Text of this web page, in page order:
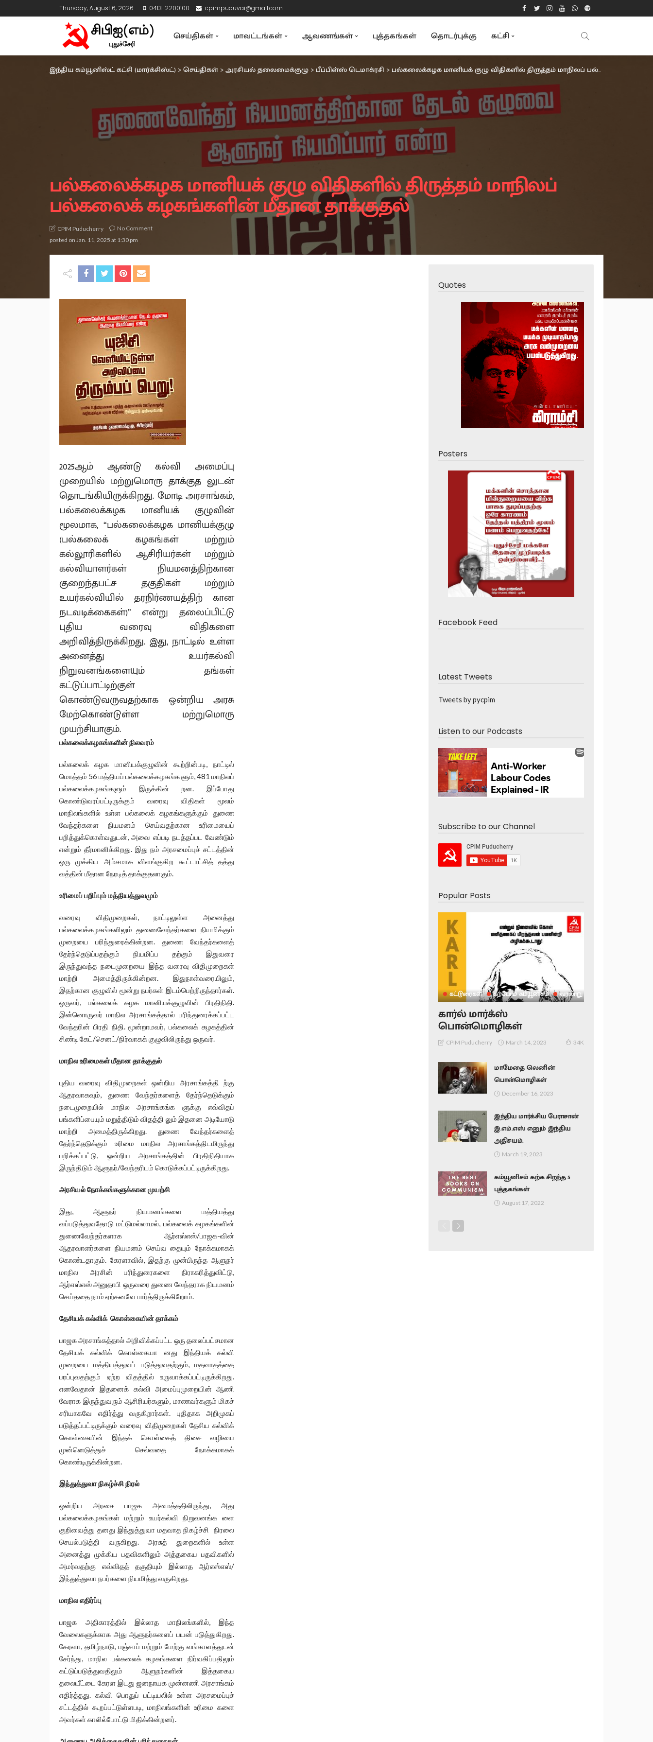
Thursday, August 6, 2026 0413-2200100 cpimpuduvai@gmail.com
செய்திகள் மாவட்டங்கள் ஆவணங்கள் புத்தகங்கள் தொடர்புக்கு கட்சி
இந்திய கம்யூனிஸ்ட் கட்சி (மார்க்சிஸ்ட்) >செய்திகள் >அரசியல் தலைமைக்குழு > பீப்பிள்ஸ் டெமாக்ரசி > பல்கலைக்கழக மானியக் குழு விதிகளில் திருத்தம் மாநிலப் பல்கலைக் கழகங்களின் மீதான தாக்குதல்
பல்கலைக்கழக மானியக் குழு விதிகளில் திருத்தம் மாநிலப்
பல்கலைக் கழகங்களின் மீதான தாக்குதல்
CPIM Puducherry
No Comment
posted on Jan. 11, 2025 at 1:30 pm
2025ஆம் ஆண்டு கல்வி அமைப்பு
முறையில் மற்றுமொரு தாக்குத லுடன்
தொடங்கியிருக்கிறது. மோடி அரசாங்கம்,
பல்கலைக்கழக மானியக் குழுவின்
மூலமாக, “பல்கலைக்கழக மானியக்குழு
(பல்கலைக் கழகங்கள் மற்றும்
கல்லூரிகளில் ஆசிரியர்கள் மற்றும்
கல்வியாளர்கள் நியமனத்திற்கான
குறைந்தபட்ச தகுதிகள் மற்றும்
உயர்கல்வியில் தரநிர்ணயத்திற் கான
நடவடிக்கைகள்)” என்று தலைப்பிட்டு
புதிய வரைவு விதிகளை
அறிவித்திருக்கிறது. இது, நாட்டில் உள்ள
அனைத்து உயர்கல்வி
நிறுவனங்களையும் தங்கள்
கட்டுப்பாட்டிற்குள்
கொண்டுவருவதற்காக ஒன்றிய அரசு
மேற்கொண்டுள்ள மற்றுமொரு
முயற்சியாகும்.
பல்கலைக்கழகங்களின் நிலவரம்
பல்கலைக் கழக மானியக்குழுவின் கூற்றின்படி, நாட்டில்
மொத்தம் 56 மத்தியப் பல்கலைக்கழகங்க ளும், 481 மாநிலப்
பல்கலைக்கழகங்களும் இருக்கின் றன. இப்போது
கொண்டுவரப்பட்டிருக்கும் வரைவு விதிகள் மூலம்
மாநிலங்களில் உள்ள பல்கலைக் கழகங்களுக்கும் துணை
வேந்தர்களை நியமனம் செய்வதற்கான உரிமையைப்
பறித்துக்கொள்வதுடன், அவை எப்படி நடத்தப்பட வேண்டும்
என்றும் தீர்மானிக்கிறது. இது நம் அரசமைப்புச் சட்டத்தின்
ஒரு முக்கிய அம்சமாக விளங்குகிற கூட்டாட்சித் தத்து
வத்தின் மீதான நேரடித் தாக்குதலாகும்.
உரிமைப் பறிப்பும் மத்தியத்துவமும்
வரைவு விதிமுறைகள், நாட்டிலுள்ள அனைத்து
பல்கலைக்கழகங்களிலும் துணைவேந்தர்களை நியமிக்கும்
முறையை பரிந்துரைக்கின்றன. துணை வேந்தர்களைத்
தேர்ந்தெடுப்பதற்கும் நியமிப்ப தற்கும் இதுவரை
இருந்துவந்த நடைமுறையை இந்த வரைவு விதிமுறைகள்
மாற்றி அமைத்திருக்கின்றன. இதுநாள்வரையிலும்,
இதற்கான குழுவில் மூன்று நபர்கள் இடம்பெற்றிருந்தார்கள்.
ஒருவர், பல்கலைக் கழக மானியக்குழுவின் பிரதிநிதி.
இன்னொருவர் மாநில அரசாங்கத்தால் பரிந்துரைக்கப்பட்ட
வேந்தரின் பிரதி நிதி. மூன்றாமவர், பல்கலைக் கழகத்தின்
சிண்டி கேட்/செனட்/நிர்வாகக் குழுவிலிருந்து ஒருவர்.
மாநில உரிமைகள் மீதான தாக்குதல்
புதிய வரைவு விதிமுறைகள் ஒன்றிய அரசாங்கத்தி ற்கு
ஆதரவாகவும், துணை வேந்தர்களைத் தேர்ந்தெடுக்கும்
நடைமுறையில் மாநில அரசாங்கங்க ளுக்கு எவ்விதப்
பங்களிப்பையும் மறுத்திடும் விதத்தி லும் இதனை அடியோடு
மாற்றி அமைத்திருக்கிறது. துணை வேந்தர்களைத்
தேர்ந்தெடுக்கும் உரிமை மாநில அரசாங்கத்திடமிருந்து
பறிக்கப்பட்டு, ஒன்றிய அரசாங்கத்தின் பிரதிநிதியாக
இருந்திடும் ஆளுநர்/வேந்தரிடம் கொடுக்கப்பட்டிருக்கிறது.
அரசியல் நோக்கங்களுக்கான முயற்சி
இது, ஆளுநர் நியமனங்களை மத்தியத்து
வப்படுத்துவதோடு மட்டுமல்லாமல், பல்கலைக் கழகங்களின்
துணைவேந்தர்களாக ஆர்எஸ்எஸ்/பாஜக-வின்
ஆதரவாளர்களை நியமனம் செய்வ தையும் நோக்கமாகக்
கொண்டதாகும். கேரளாவில், இதற்கு முன்பிருந்த ஆளுநர்
மாநில அரசின் பரிந்துரைகளை நிராகரித்துவிட்டு,
ஆர்எஸ்எஸ் அனுதாபி ஒருவரை துணை வேந்தராக நியமனம்
செய்ததை நாம் ஏற்கனவே பார்த்திருக்கிறோம்.
தேசியக் கல்விக் கொள்கையின் தாக்கம்
பாஜக அரசாங்கத்தால் அறிவிக்கப்பட்ட ஒரு தலைப்பட்சமான
தேசியக் கல்விக் கொள்கையா னது இந்தியக் கல்வி
முறையை மத்தியத்துவப் படுத்துவதற்கும், மதவாதத்தை
பரப்புவதற்கும் ஏற்ற விதத்தில் உருவாக்கப்பட்டிருக்கிறது.
எனவேதான் இதனைக் கல்வி அமைப்புமுறையின் ஆணி
வேராக இருந்துவரும் ஆசிரியர்களும், மாணவர்களும் மிகச்
சரியாகவே எதிர்த்து வருகிறார்கள். புதிதாக அறிமுகப்
படுத்தப்பட்டிருக்கும் வரைவு விதிமுறைகள் தேசிய கல்விக்
கொள்கையின் இந்தக் கொள்கைத் திசை வழியை
முன்னெடுத்துச் செல்வதை நோக்கமாகக்
கொண்டிருக்கின்றன.
இந்துத்துவா நிகழ்ச்சி நிரல்
ஒன்றிய அரசை பாஜக அமைத்ததிலிருந்து, அது
பல்கலைக்கழகங்கள் மற்றும் உயர்கல்வி நிறுவனங்க ளை
குறிவைத்து தனது இந்துத்துவா மதவாத நிகழ்ச்சி நிரலை
செயல்படுத்தி வருகிறது. அரசுத் துறைகளில் உள்ள
அனைத்து முக்கிய பதவிகளிலும் அத்தகைய பதவிகளில்
அமர்வதற்கு எவ்விதத் தகுதியும் இல்லாத ஆர்எஸ்எஸ்/
இந்துத்துவா நபர்களை நியமித்து வருகிறது.
மாநில எதிர்ப்பு
பாஜக அதிகாரத்தில் இல்லாத மாநிலங்களில், இந்த
வேலைகளுக்காக அது ஆளுநர்களைப் பயன் படுத்துகிறது.
கேரளா, தமிழ்நாடு, பஞ்சாப் மற்றும் மேற்கு வங்காளத்துடன்
சேர்ந்து, மாநில பல்கலைக் கழகங்களை நிர்வகிப்பதிலும்
கட்டுப்படுத்துவதிலும் ஆளுநர்களின் இத்தகைய
தலையீட்டை கேரள இடது ஜனநாயக முன்னணி அரசாங்கம்
எதிர்த்தது. கல்வி பொதுப் பட்டியலில் உள்ள அரசமைப்புச்
சட்டத்தில் கூறப்பட்டுள்ளபடி, மாநிலங்களின் உரிமை களை
அவர்கள் காலில்போட்டு மிதிக்கின்றனர்.
Quotes
Posters
Facebook Feed
Latest Tweets
Tweets by pycpim
Listen to our Podcasts
Subscribe to our Channel
Popular Posts
கட்டுரைகள் கற்போம் கம்யூனிசம் வரலாறு
கார்ல் மார்க்ஸ்
பொன்மொழிகள்
CPIM Puducherry March 14, 2023 34K
மாமேதை லெனின்
பொன்மொழிகள்
December 16, 2023
இந்திய மார்க்சிய பேராசான்
இ.எம்.எஸ் எனும் இந்திய
அதிசயம்.
March 19, 2023
கம்யூனிசம் கற்க சிறந்த 5
புத்தகங்கள்
August 17, 2022